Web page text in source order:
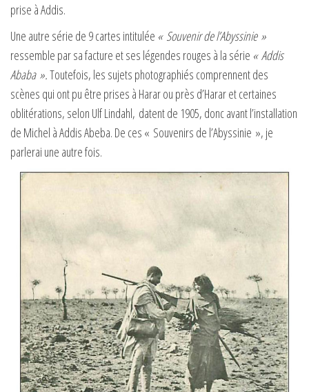
prise à Addis.
Une autre série de 9 cartes intitulée « Souvenir de l’Abyssinie »
ressemble par sa facture et ses légendes rouges à la série « Addis
Ababa ».Toutefois, les sujets photographiés comprennent des
scènes qui ont pu être prises à Harar ou près d’Harar et certaines
oblitérations, selon Ulf Lindahl, datent de 1905, donc avant l’installation
de Michel à Addis Abeba. De ces « Souvenirs de l’Abyssinie », je
parlerai une autre fois.